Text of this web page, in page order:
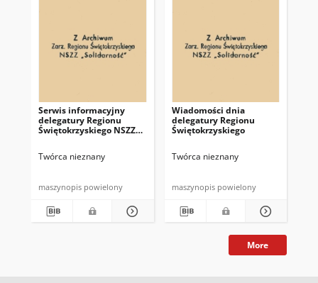
Serwis informacyjny
delegatury Regionu
Świętokrzyskiego NSZZ
Twórca nieznany
maszynopis powielony
Wiadomości dnia
delegatury Regionu
Świętokrzyskiego
Twórca nieznany
maszynopis powielony
More